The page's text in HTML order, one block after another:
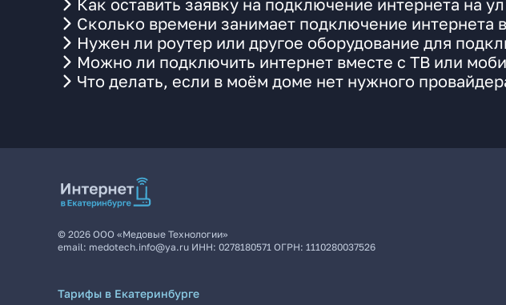
Как оставить заявку на подключение интернета на
Сколько времени занимает подключение интернета
Нужен ли роутер или другое оборудование для
Можно ли подключить интернет вместе с ТВ или
Что делать, если в моём доме нет нужного
© 2026 ООО «Медовые Технологии»
email: medotech.info@ya.ru ИНН: 0278180571 ОГРН: 1110280037526
Тарифы в Екатеринбурге